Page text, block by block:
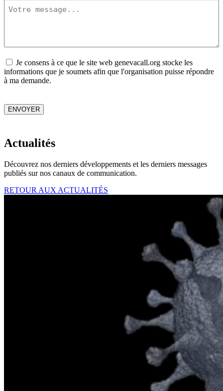
Consent
Je consens à ce que le site web genevacall.org stocke les
informations que je soumets afin que l'organisation puisse répondre
à ma demande.
ENVOYER
Actualités
Découvrez nos derniers développements et les derniers messages
publiés sur nos canaux de communication.
RETOUR AUX ACTUALITÉS